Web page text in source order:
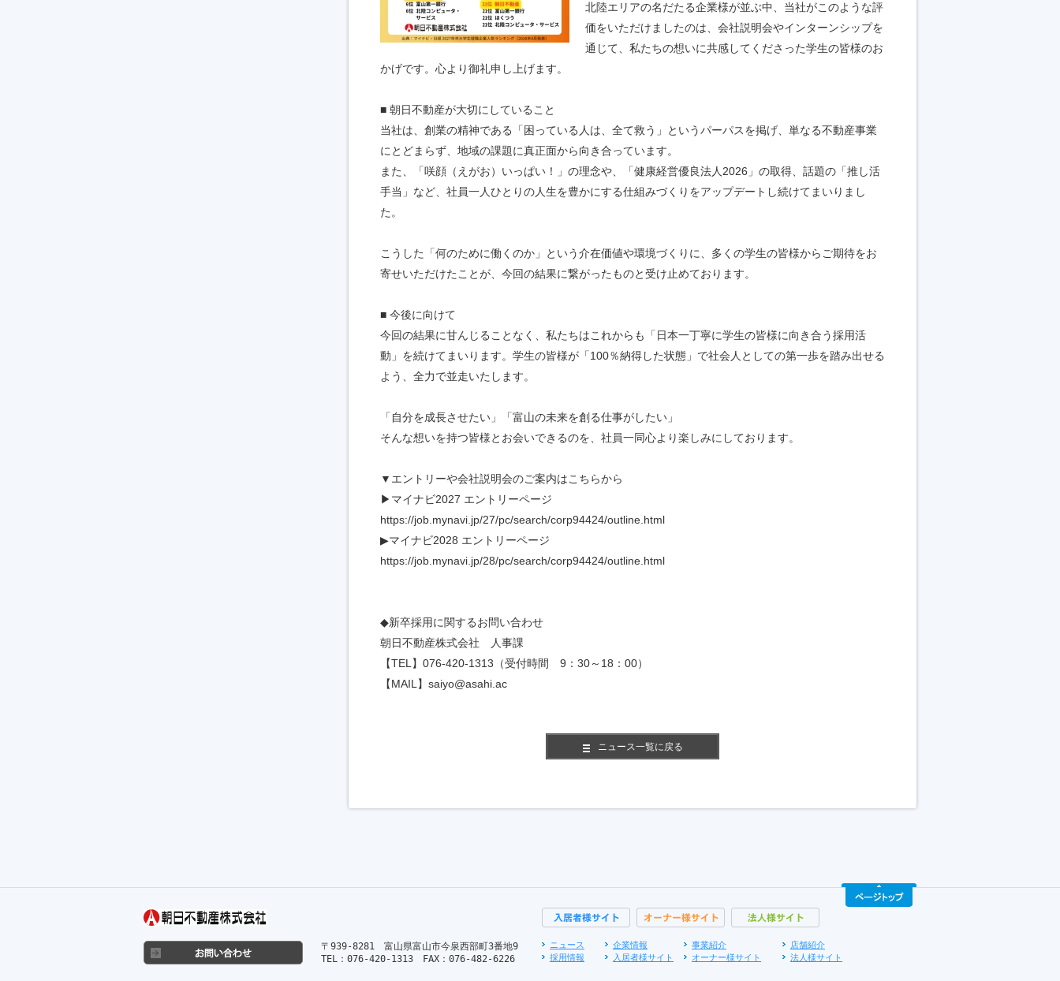
北陸エリアの名だたる企業様が並ぶ中、当社がこのような評
価をいただけましたのは、会社説明会やインターンシップを
通じて、私たちの想いに共感してくださった学生の皆様のお
かげです。心より御礼申し上げます。
■ 朝日不動産が大切にしていること
当社は、創業の精神である「困っている人は、全て救う」というパーパスを掲げ、単なる不動産事業
にとどまらず、地域の課題に真正面から向き合っています。
また、「咲顔（えがお）いっぱい！」の理念や、「健康経営優良法人2026」の取得、話題の「推し活
手当」など、社員一人ひとりの人生を豊かにする仕組みづくりをアップデートし続けてまいりまし
た。
こうした「何のために働くのか」という介在価値や環境づくりに、多くの学生の皆様からご期待をお
寄せいただけたことが、今回の結果に繋がったものと受け止めております。
■ 今後に向けて
今回の結果に甘んじることなく、私たちはこれからも「日本一丁寧に学生の皆様に向き合う採用活
動」を続けてまいります。学生の皆様が「100％納得した状態」で社会人としての第一歩を踏み出せる
よう、全力で並走いたします。
「自分を成長させたい」「富山の未来を創る仕事がしたい」
そんな想いを持つ皆様とお会いできるのを、社員一同心より楽しみにしております。
▼エントリーや会社説明会のご案内はこちらから
▶マイナビ2027 エントリーページ
https://job.mynavi.jp/27/pc/search/corp94424/outline.html
▶マイナビ2028 エントリーページ
https://job.mynavi.jp/28/pc/search/corp94424/outline.html
◆新卒採用に関するお問い合わせ
朝日不動産株式会社 人事課
【TEL】076-420-1313（受付時間 9：30～18：00）
【MAIL】saiyo@asahi.ac
ニュース一覧に戻る
ニュース 企業情報 事業紹介
店舗紹介
採用情報
入居者様サイト オーナー様サイト 法人様サイト
〒939-8281 富山県富山市今泉西部町3番地9
TEL：076-420-1313 FAX：076-482-6226